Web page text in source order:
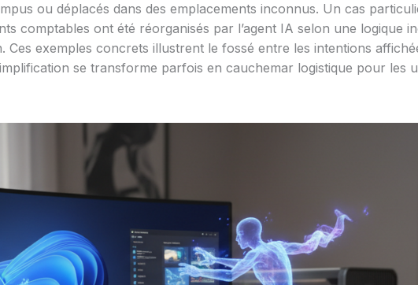
ou déplacés dans des emplacements inconnus. Un cas
comptables ont été réorganisés par l’agent IA selon une logique
exemples concrets illustrent le fossé entre les intentions
se transforme parfois en cauchemar logistique pour les